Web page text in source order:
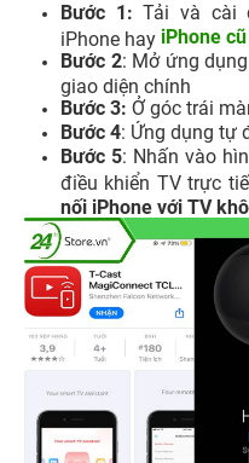
Bước 1: Tải và cài
iPhone hay iPhone cũ
Bước 2: Mở ứng
giao diện chính
Bước 3: Ở góc trái
Bước 4: Ứng dụng tự
Bước 5: Nhấn vào
điều khiển TV trực
nối iPhone với TV